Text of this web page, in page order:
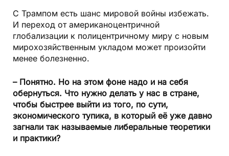
С Трампом есть шанс мировой войны избежать.
И переход от американоцентричной
глобализации к полицентричному миру с новым
мирохозяйственным укладом может произойти
менее болезненно.
– Понятно. Но на этом фоне надо и на себя
обернуться. Что нужно делать у нас в стране,
чтобы быстрее выйти из того, по сути,
экономического тупика, в который её уже давно
загнали так называемые либеральные теоретики
и практики?